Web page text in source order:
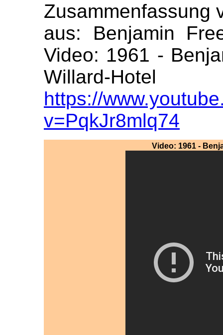
Zusammenfassung
aus: Benjamin
Video: 1961 -
Willard-
https://
v=PqkJr8mlq74
Video: 1961 -